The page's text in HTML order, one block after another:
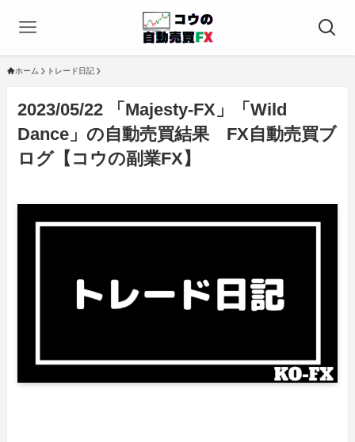
ホーム トレード日記
2023/05/22 「Majesty-FX」「Wild
Dance」の自動売買結果 FX自動売買ブ
ログ【コウの副業FX】